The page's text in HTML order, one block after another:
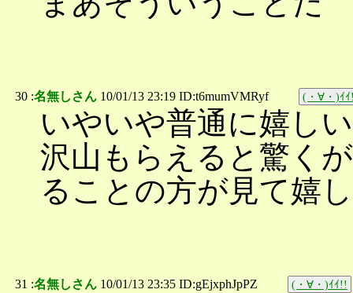
30 :名無しさん 10/01/13 23:19 ID:t6mumVMRyf (・∀・)ｲ
いやいや普通に嬉し
沢山もらえると驚く
ることの方が見て嬉
31 :名無しさん 10/01/13 23:35 ID:gEjxphJpPZ (・∀・)ｲｲ!!